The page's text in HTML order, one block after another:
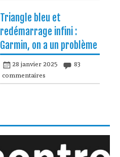
Triangle bleu et
redémarrage infini :
Garmin, on a un problème
28 janvier 2025
83
commentaires